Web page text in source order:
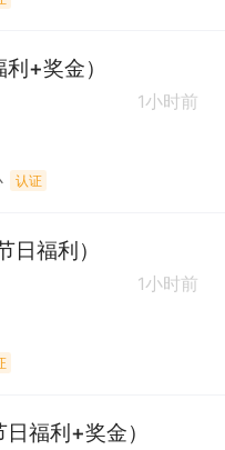
+奖金）
1小时前
认证
福利）
1小时前
福利+奖金）